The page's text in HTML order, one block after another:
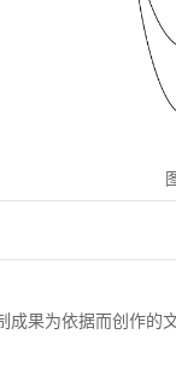
果为依据而创作的